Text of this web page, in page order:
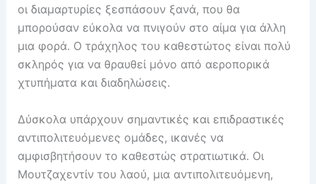
οι διαμαρτυρίες ξεσπάσουν ξανά, που θα
μπορούσαν εύκολα να πνιγούν στο αίμα για άλλη
μια φορά. Ο τράχηλος του καθεστώτος είναι πολύ
σκληρός για να θραυθεί μόνο από αεροπορικά
χτυπήματα και διαδηλώσεις.
Δύσκολα υπάρχουν σημαντικές και επιδραστικές
αντιπολιτευόμενες ομάδες, ικανές να
αμφισβητήσουν το καθεστώς στρατιωτικά. Οι
Μουτζαχεντίν του λαού, μια αντιπολιτευόμενη,